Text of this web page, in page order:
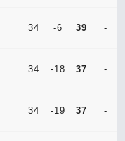
34 -6 39 -
34 -18 37 -
34 -19 37 -